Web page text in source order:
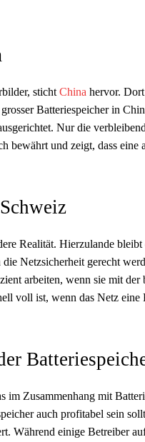
sticht China hervor.
Batteriespeicher in
Nur die
bewährt und zeigt, dass
Realität. Hierzulande
Netzsicherheit gerecht
arbeiten, wenn sie mit
voll ist, wenn das Netz
im Zusammenhang mit
auch profitabel sein
Während einige Betreiber